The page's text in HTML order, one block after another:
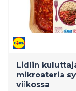
Lidlin
mikroateria
viikossa